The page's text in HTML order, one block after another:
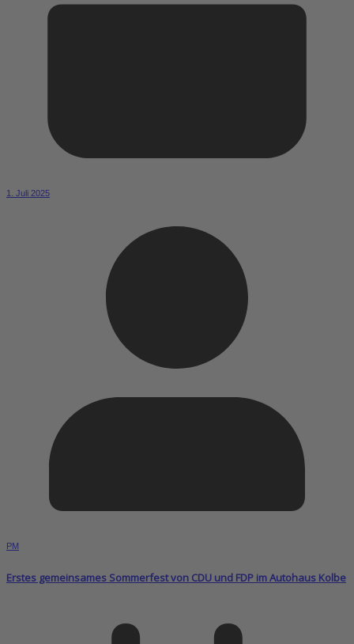
1. Juli 2025
PM
Erstes gemeinsames Sommerfest von CDU und FDP im Autohaus Kolbe